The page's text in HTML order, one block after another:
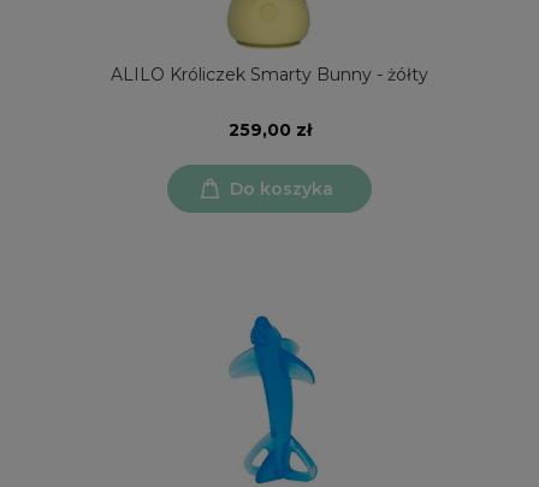
ALILO Króliczek Smarty Bunny - żółty
259,00 zł
Do koszyka